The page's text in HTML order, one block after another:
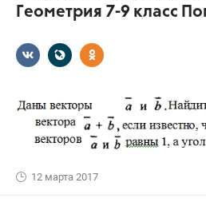
Геометрия 7-9 класс
12 марта 2017